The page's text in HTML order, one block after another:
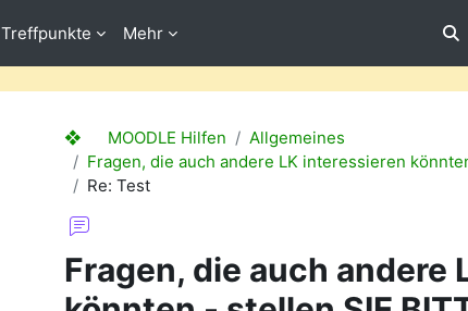
Treffpunkte Mehr
❖ MOODLE Hilfen
Allgemeines
Fragen, die auch andere LK interessieren
Re: Test
Fragen, die auch andere